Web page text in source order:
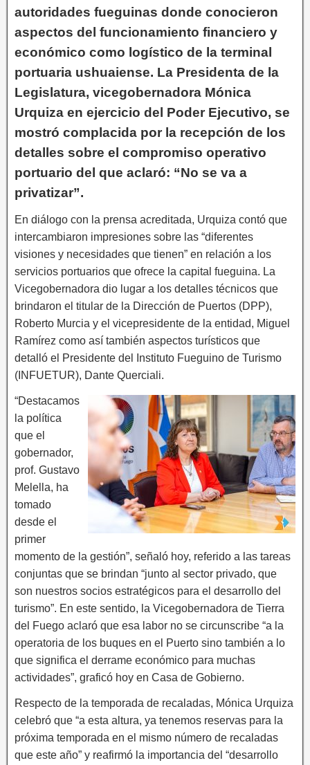
autoridades fueguinas donde conocieron
aspectos del funcionamiento financiero y
económico como logístico de la terminal
portuaria ushuaiense. La Presidenta de la
Legislatura, vicegobernadora Mónica
Urquiza en ejercicio del Poder Ejecutivo, se
mostró complacida por la recepción de los
detalles sobre el compromiso operativo
portuario del que aclaró: “No se va a
privatizar”.
En diálogo con la prensa acreditada, Urquiza contó que
intercambiaron impresiones sobre las “diferentes
visiones y necesidades que tienen” en relación a los
servicios portuarios que ofrece la capital fueguina. La
Vicegobernadora dio lugar a los detalles técnicos que
brindaron el titular de la Dirección de Puertos (DPP),
Roberto Murcia y el vicepresidente de la entidad, Miguel
Ramírez como así también aspectos turísticos que
detalló el Presidente del Instituto Fueguino de Turismo
(INFUETUR), Dante Querciali.
“Destacamos
la política
que el
gobernador,
prof. Gustavo
Melella, ha
tomado
desde el
primer
momento de la gestión”, señaló hoy, referido a las tareas
conjuntas que se brindan “junto al sector privado, que
son nuestros socios estratégicos para el desarrollo del
turismo”. En este sentido, la Vicegobernadora de Tierra
del Fuego aclaró que esa labor no se circunscribe “a la
operatoria de los buques en el Puerto sino también a lo
que significa el derrame económico para muchas
actividades”, graficó hoy en Casa de Gobierno.
Respecto de la temporada de recaladas, Mónica Urquiza
celebró que “a esta altura, ya tenemos reservas para la
próxima temporada en el mismo número de recaladas
que este año” y reafirmó la importancia del “desarrollo